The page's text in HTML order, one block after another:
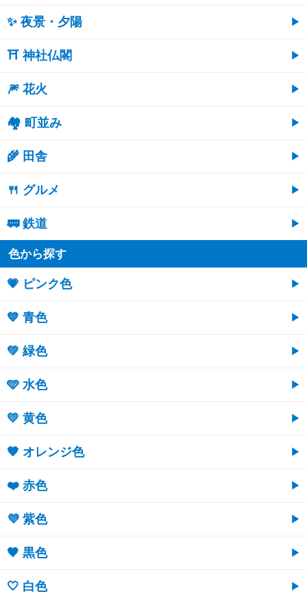
✨ 夜景・夕陽
⛩ 神社仏閣
🎆 花火
🏘 町並み
🌾 田舎
🍴 グルメ
🚃 鉄道
色から探す
💗 ピンク色
💙 青色
💚 緑色
🩵 水色
💛 黄色
🧡 オレンジ色
❤️ 赤色
💜 紫色
🖤 黒色
🤍 白色